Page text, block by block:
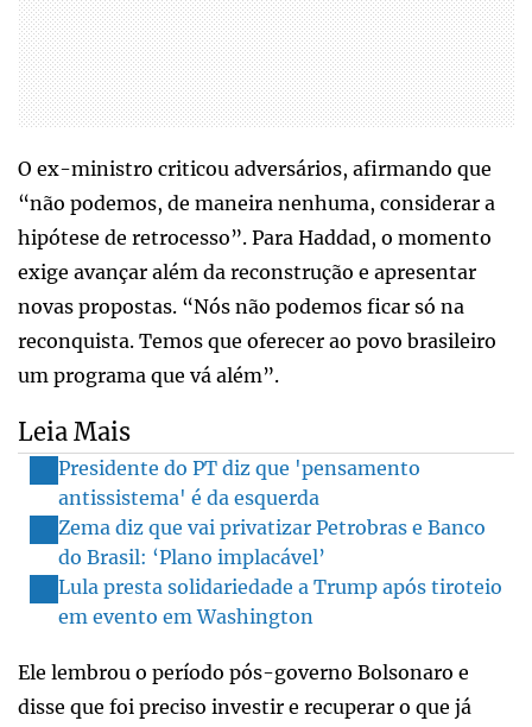
O ex-ministro criticou adversários, afirmando que
“não podemos, de maneira nenhuma, considerar a
hipótese de retrocesso”. Para Haddad, o momento
exige avançar além da reconstrução e apresentar
novas propostas. “Nós não podemos ficar só na
reconquista. Temos que oferecer ao povo brasileiro
um programa que vá além”.
Leia Mais
Presidente do PT diz que 'pensamento
antissistema' é da esquerda
Zema diz que vai privatizar Petrobras e Banco
do Brasil: ‘Plano implacável’
Lula presta solidariedade a Trump após tiroteio
em evento em Washington
Ele lembrou o período pós-governo Bolsonaro e
disse que foi preciso investir e recuperar o que já